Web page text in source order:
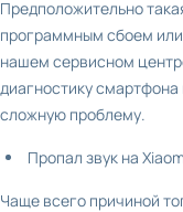
Предположительно
программным сбоем
нашем сервисном
диагностику
сложную проблему.
Пропал звук на
Чаще всего причиной